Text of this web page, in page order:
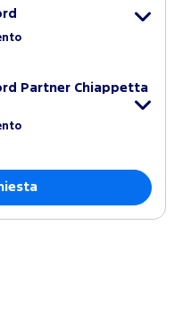
Partner Chiappetta